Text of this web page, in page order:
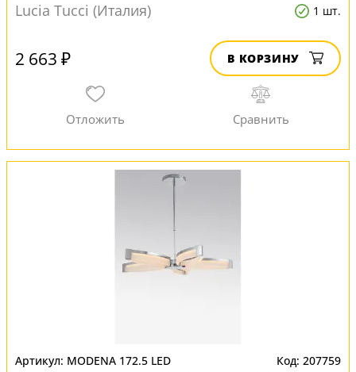
Lucia Tucci (Италия)
1 шт.
2 663 ₽ В КОРЗИНУ
MODENA 172.5 LED 207759